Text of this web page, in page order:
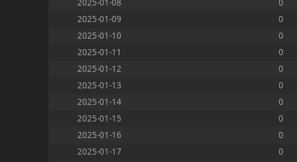
2025-01-08
0
2025-01-09
0
2025-01-10
0
2025-01-11
0
2025-01-12
0
2025-01-13
0
2025-01-14
0
2025-01-15
0
2025-01-16
0
2025-01-17
0